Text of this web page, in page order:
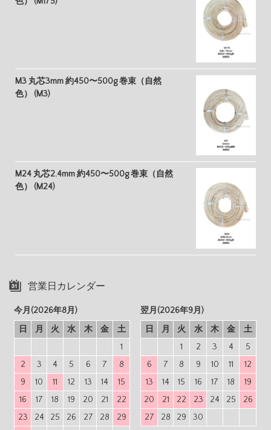
M3 丸芯3mm 約450〜500g 巻束（自然
色） (M3)
M24 丸芯2.4mm 約450〜500g 巻束（自然
色） (M24)
営業日カレンダー
今月(2026年8月)
日
月 火 水 木 金
土
1
2
3 4 5 6 7
8
9
10 11 12 13 14
15
16
17 18 19 20 21
22
23
24 25 26 27 28
29
翌月(2026年9月)
日
月 火 水 木 金
土
1
2 3 4
5
6
7 8 9 10 11
12
13
14 15 16 17 18
19
20
21 22 23 24 25
26
27
28 29 30